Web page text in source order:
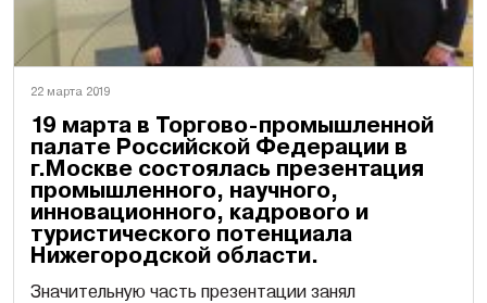
22 марта 2019
19 марта в Торгово-промышленной
палате Российской Федерации в
г.Москве состоялась презентация
промышленного, научного,
инновационного, кадрового и
туристического потенциала
Нижегородской области.
Значительную часть презентации занял